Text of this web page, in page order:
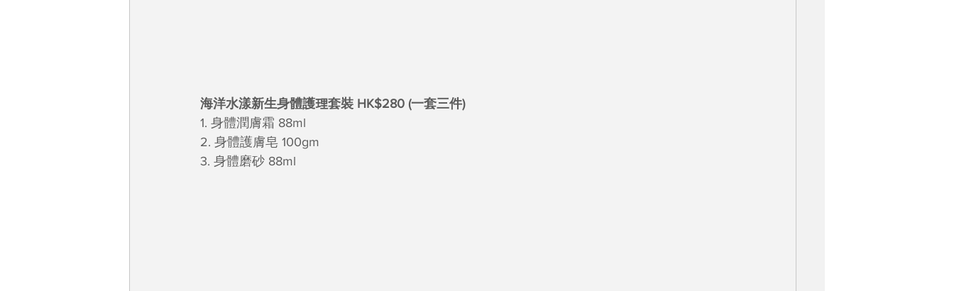
海洋水漾新生身體護理套裝 HK$280 (一套三件)
1. 身體潤膚霜 88ml
2. 身體護膚皂 100gm
3. 身體磨砂 88ml